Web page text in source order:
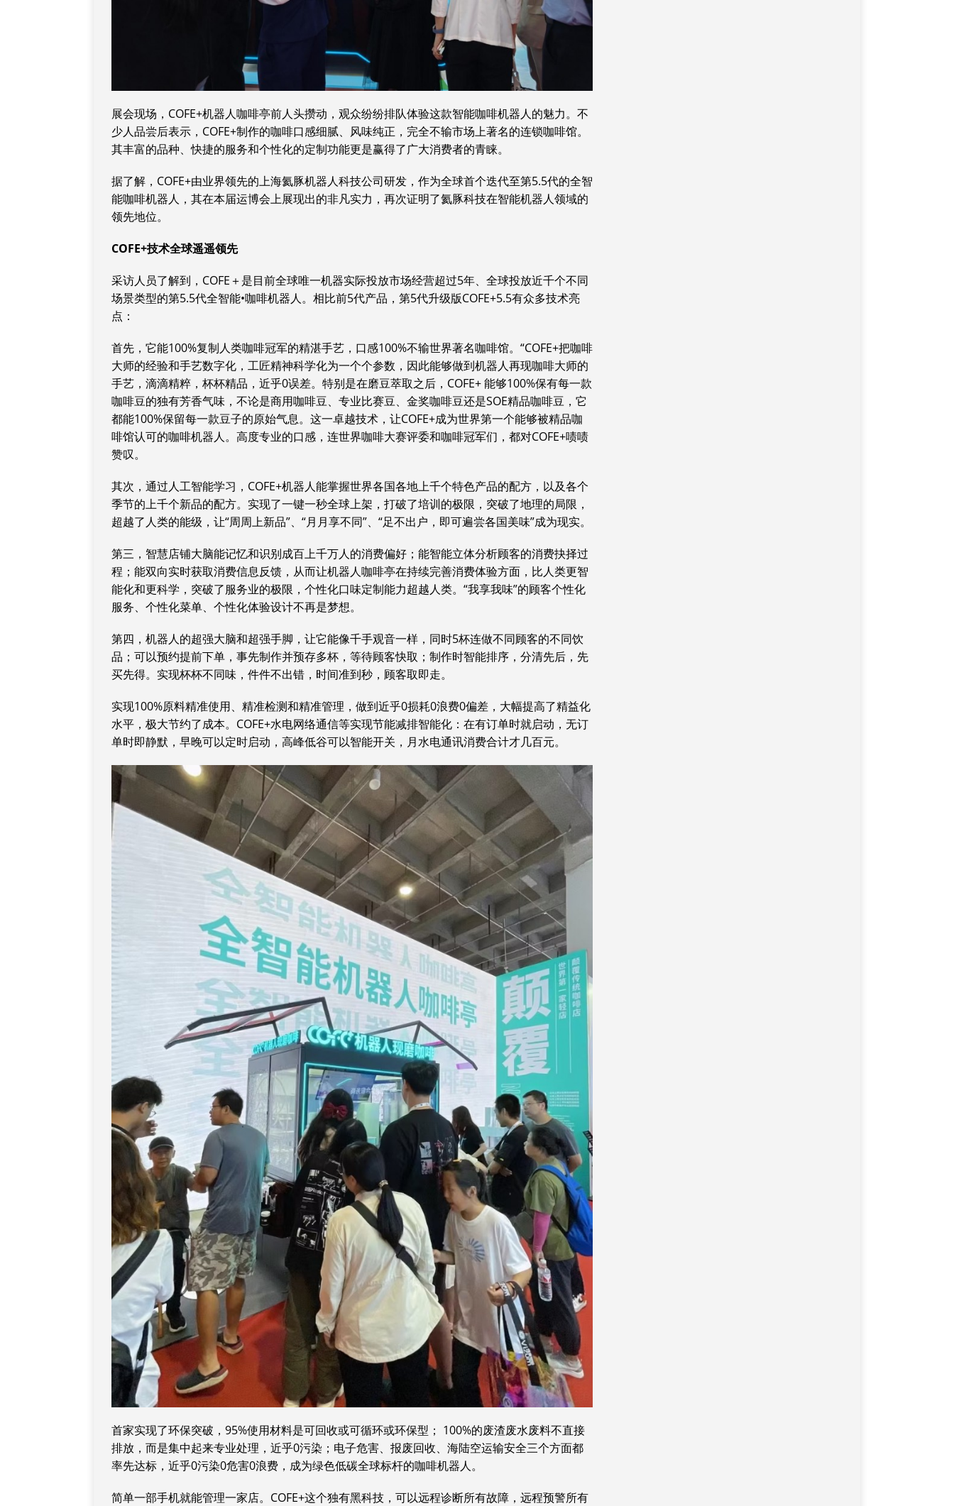
展会现场，COFE+机器人咖啡亭前人头攒动，观众纷纷排队体验这款智能咖啡机器人的魅力。不
少人品尝后表示，COFE+制作的咖啡口感细腻、风味纯正，完全不输市场上著名的连锁咖啡馆。
其丰富的品种、快捷的服务和个性化的定制功能更是赢得了广大消费者的青睐。
据了解，COFE+由业界领先的上海氦豚机器人科技公司研发，作为全球首个迭代至第5.5代的全智
能咖啡机器人，其在本届运博会上展现出的非凡实力，再次证明了氦豚科技在智能机器人领域的
领先地位。
COFE+技术全球遥遥领先
采访人员了解到，COFE＋是目前全球唯一机器实际投放市场经营超过5年、全球投放近千个不同
场景类型的第5.5代全智能•咖啡机器人。相比前5代产品，第5代升级版COFE+5.5有众多技术亮
点：
首先，它能100%复制人类咖啡冠军的精湛手艺，口感100%不输世界著名咖啡馆。“COFE+把咖啡
大师的经验和手艺数字化，工匠精神科学化为一个个参数，因此能够做到机器人再现咖啡大师的
手艺，滴滴精粹，杯杯精品，近乎0误差。特别是在磨豆萃取之后，COFE+ 能够100%保有每一款
咖啡豆的独有芳香气味，不论是商用咖啡豆、专业比赛豆、金奖咖啡豆还是SOE精品咖啡豆，它
都能100%保留每一款豆子的原始气息。这一卓越技术，让COFE+成为世界第一个能够被精品咖
啡馆认可的咖啡机器人。高度专业的口感，连世界咖啡大赛评委和咖啡冠军们，都对COFE+啧啧
赞叹。
其次，通过人工智能学习，COFE+机器人能掌握世界各国各地上千个特色产品的配方，以及各个
季节的上千个新品的配方。实现了一键一秒全球上架，打破了培训的极限，突破了地理的局限，
超越了人类的能级，让“周周上新品”、“月月享不同”、“足不出户，即可遍尝各国美味”成为现实。
第三，智慧店铺大脑能记忆和识别成百上千万人的消费偏好；能智能立体分析顾客的消费抉择过
程；能双向实时获取消费信息反馈，从而让机器人咖啡亭在持续完善消费体验方面，比人类更智
能化和更科学，突破了服务业的极限，个性化口味定制能力超越人类。“我享我味”的顾客个性化
服务、个性化菜单、个性化体验设计不再是梦想。
第四，机器人的超强大脑和超强手脚，让它能像千手观音一样，同时5杯连做不同顾客的不同饮
品；可以预约提前下单，事先制作并预存多杯，等待顾客快取；制作时智能排序，分清先后，先
买先得。实现杯杯不同味，件件不出错，时间准到秒，顾客取即走。
实现100%原料精准使用、精准检测和精准管理，做到近乎0损耗0浪费0偏差，大幅提高了精益化
水平，极大节约了成本。COFE+水电网络通信等实现节能减排智能化：在有订单时就启动，无订
单时即静默，早晚可以定时启动，高峰低谷可以智能开关，月水电通讯消费合计才几百元。
首家实现了环保突破，95%使用材料是可回收或可循环或环保型； 100%的废渣废水废料不直接
排放，而是集中起来专业处理，近乎0污染；电子危害、报废回收、海陆空运输安全三个方面都
率先达标，近乎0污染0危害0浪费，成为绿色低碳全球标杆的咖啡机器人。
简单一部手机就能管理一家店。COFE+这个独有黑科技，可以远程诊断所有故障，远程预警所有